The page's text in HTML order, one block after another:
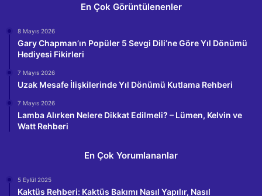
En Çok Görüntülenenler
8 Mayıs 2026
Gary Chapman’ın Popüler 5 Sevgi Dili’ne Göre Yıl Dönümü
Hediyesi Fikirleri
7 Mayıs 2026
Uzak Mesafe İlişkilerinde Yıl Dönümü Kutlama Rehberi
7 Mayıs 2026
Lamba Alırken Nelere Dikkat Edilmeli? – Lümen, Kelvin ve
Watt Rehberi
En Çok Yorumlananlar
5 Eylül 2025
Kaktüs Rehberi: Kaktüs Bakımı Nasıl Yapılır, Nasıl